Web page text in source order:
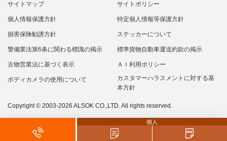
個人
サイトマップ サイトポリシー
個人情報保護方針 特定個人情報等保護方針
損害保険勧誘方針 ステッカーについて
警備業法第6条に関わる標識の掲示 標準貨物自動車運送約款の掲示
古物営業法に基づく表示 ＡＩ利用ポリシー
ボディカメラの使用について
カスタマーハラスメントに対する基
本方針
Copyright © 2003-2026 ALSOK CO.,LTD. All rights reserved.